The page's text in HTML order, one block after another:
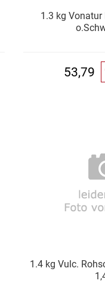
1.3 kg Vonatur
53,79
1.4 kg Vulc.